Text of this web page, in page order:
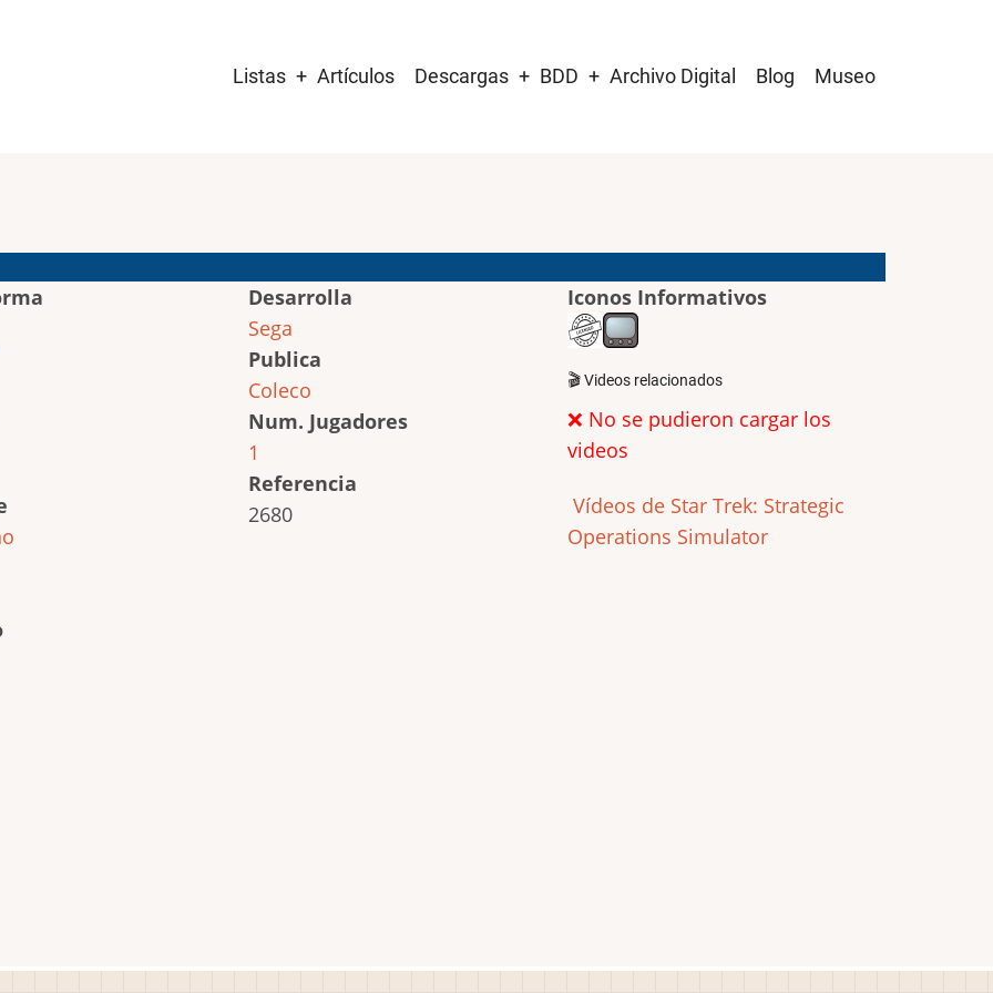
navigation
Listas Artículos Descargas BDD Archivo Digital Blog Museo
Desarrolla
Sega
Publica
Coleco
Num. Jugadores
1
Referencia
2680
Iconos Informativos
🎬 Videos relacionados
❌ No se pudieron cargar los
videos
Vídeos de Star Trek: Strategic
Operations Simulator